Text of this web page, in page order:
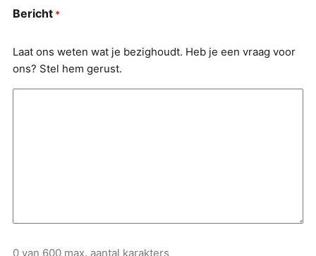
Bericht *
Laat ons weten wat je bezighoudt. Heb je een vraag voor
ons? Stel hem gerust.
0 van 600 max. aantal karakters